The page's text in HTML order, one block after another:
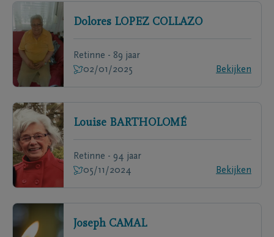
Dolores LOPEZ COLLAZO
Retinne - 89 jaar
02/01/2025
Bekijken
Louise BARTHOLOMÉ
Retinne - 94 jaar
05/11/2024
Bekijken
Joseph CAMAL